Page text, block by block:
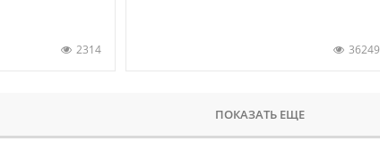
2314 36249
ПОКАЗАТЬ ЕЩЕ